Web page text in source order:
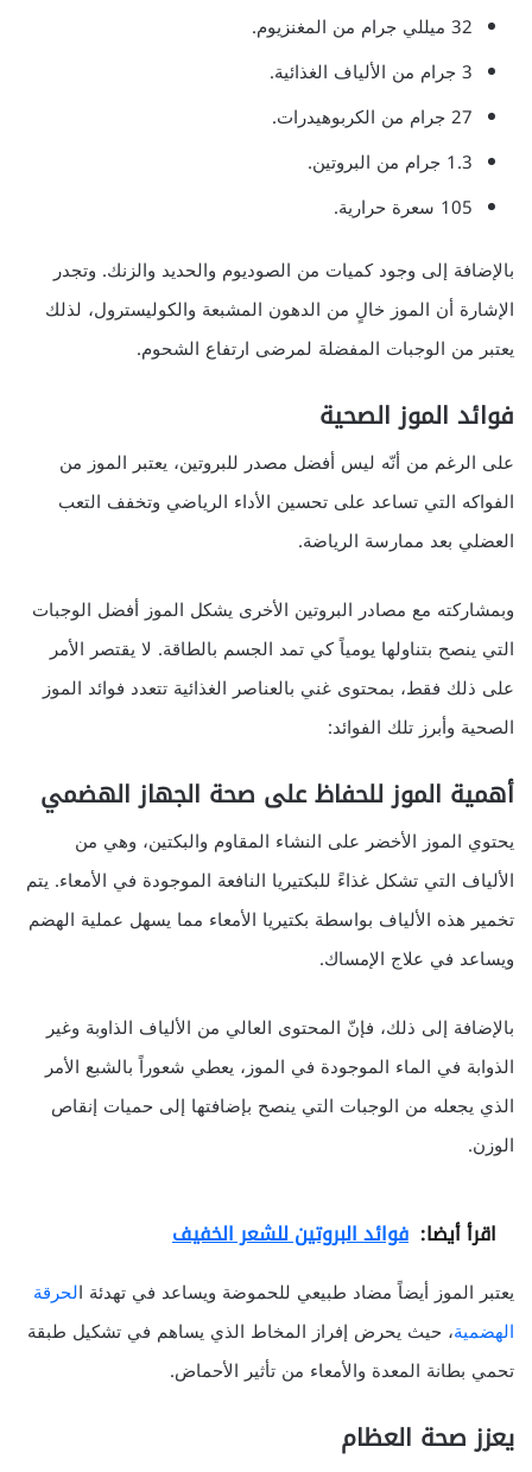
32 ميللي جرام من المغنزيوم.
3 جرام من الألياف الغذائية.
27 جرام من الكربوهيدرات.
1.3 جرام من البروتين.
105 سعرة حرارية.
بالإضافة إلى وجود كميات من الصوديوم والحديد والزنك. وتجدر
الإشارة أن الموز خالٍ من الدهون المشبعة والكوليسترول، لذلك
يعتبر من الوجبات المفضلة لمرضى ارتفاع الشحوم.
فوائد الموز الصحية
على الرغم من أنّه ليس أفضل مصدر للبروتين، يعتبر الموز من
الفواكه التي تساعد على تحسين الأداء الرياضي وتخفف التعب
العضلي بعد ممارسة الرياضة.
وبمشاركته مع مصادر البروتين الأخرى يشكل الموز أفضل الوجبات
التي ينصح بتناولها يومياً كي تمد الجسم بالطاقة. لا يقتصر الأمر
على ذلك فقط، بمحتوى غني بالعناصر الغذائية تتعدد فوائد الموز
الصحية وأبرز تلك الفوائد:
أهمية الموز للحفاظ على صحة الجهاز الهضمي
يحتوي الموز الأخضر على النشاء المقاوم والبكتين، وهي من
الألياف التي تشكل غذاءً للبكتيريا النافعة الموجودة في الأمعاء. يتم
تخمير هذه الألياف بواسطة بكتيريا الأمعاء مما يسهل عملية الهضم
ويساعد في علاج الإمساك.
بالإضافة إلى ذلك، فإنّ المحتوى العالي من الألياف الذاوبة وغير
الذوابة في الماء الموجودة في الموز، يعطي شعوراً بالشبع الأمر
الذي يجعله من الوجبات التي ينصح بإضافتها إلى حميات إنقاص
الوزن.
اقرأ أيضا: فوائد البروتين للشعر الخفيف
يعتبر الموز أيضاً مضاد طبيعي للحموضة ويساعد في تهدئة الحرقة
الهضمية، حيث يحرض إفراز المخاط الذي يساهم في تشكيل طبقة
تحمي بطانة المعدة والأمعاء من تأثير الأحماض.
يعزز صحة العظام